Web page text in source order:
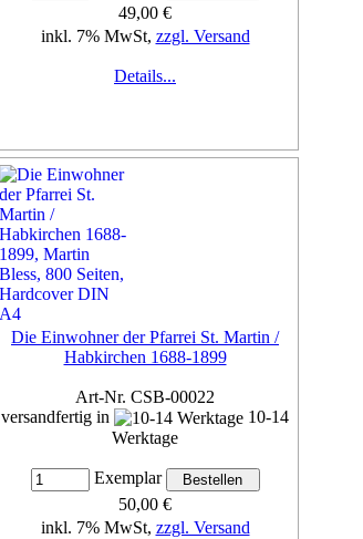
49,00 €
inkl. 7% MwSt, zzgl. Versand
Details...
Die Einwohner der Pfarrei St. Martin /
Habkirchen 1688-1899
Art-Nr. CSB-00022
versandfertig in
10-14
Werktage
Exemplar
50,00 €
inkl. 7% MwSt, zzgl. Versand